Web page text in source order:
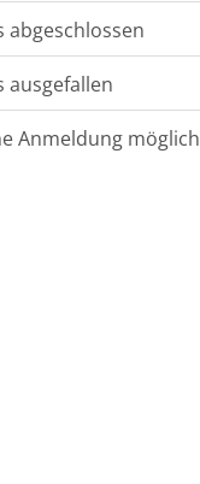
abgeschlossen
ausgefallen
Anmeldung möglich